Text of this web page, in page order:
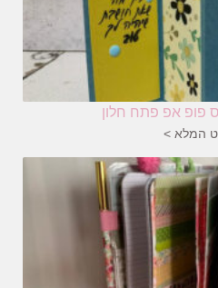
פופ אפ פתח חלון
המלא >